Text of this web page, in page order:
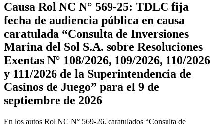
Causa Rol NC N° 569-25: TDLC fija
fecha de audiencia pública en causa
caratulada “Consulta de Inversiones
Marina del Sol S.A. sobre Resoluciones
Exentas N° 108/2026, 109/2026, 110/2026
y 111/2026 de la Superintendencia de
Casinos de Juego” para el 9 de
septiembre de 2026
En los autos Rol NC N° 569-26, caratulados “Consulta de